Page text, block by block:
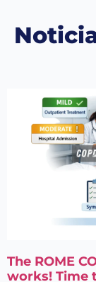
The ROME
works! Time